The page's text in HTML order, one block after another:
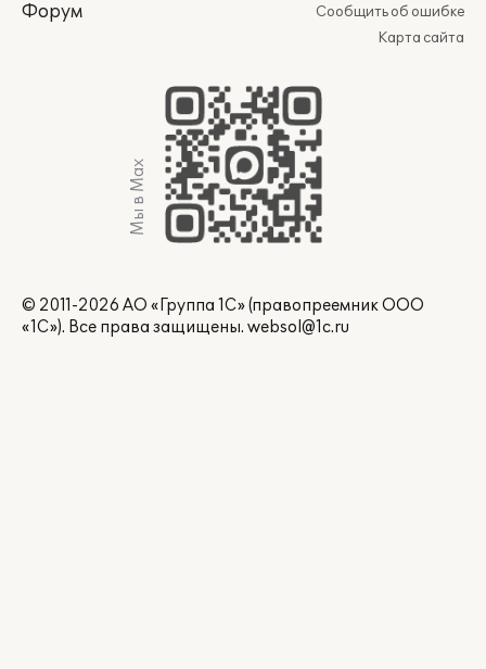
Форум
Сообщить об ошибке
Карта сайта
Мы в Max
© 2011-2026 АО «Группа 1С» (правопреемник ООО
«1С»). Все права защищены. websol@1c.ru